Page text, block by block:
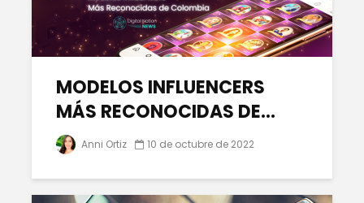
MODELOS INFLUENCERS
MÁS RECONOCIDAS DE...
Anni Ortiz 10 de octubre de 2022